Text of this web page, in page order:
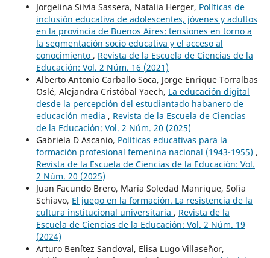
Jorgelina Silvia Sassera, Natalia Herger, Políticas de
inclusión educativa de adolescentes, jóvenes y adultos
en la provincia de Buenos Aires: tensiones en torno a
la segmentación socio educativa y el acceso al
conocimiento , Revista de la Escuela de Ciencias de la
Educación: Vol. 2 Núm. 16 (2021)
Alberto Antonio Carballo Soca, Jorge Enrique Torralbas
Oslé, Alejandra Cristóbal Yaech, La educación digital
desde la percepción del estudiantado habanero de
educación media , Revista de la Escuela de Ciencias
de la Educación: Vol. 2 Núm. 20 (2025)
Gabriela D Ascanio, Políticas educativas para la
formación profesional femenina nacional (1943-1955) ,
Revista de la Escuela de Ciencias de la Educación: Vol.
2 Núm. 20 (2025)
Juan Facundo Brero, María Soledad Manrique, Sofia
Schiavo, El juego en la formación. La resistencia de la
cultura institucional universitaria , Revista de la
Escuela de Ciencias de la Educación: Vol. 2 Núm. 19
(2024)
Arturo Benítez Sandoval, Elisa Lugo Villaseñor,